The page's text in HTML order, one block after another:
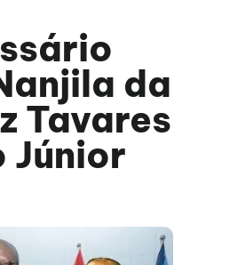
da
Tavares
Júnior